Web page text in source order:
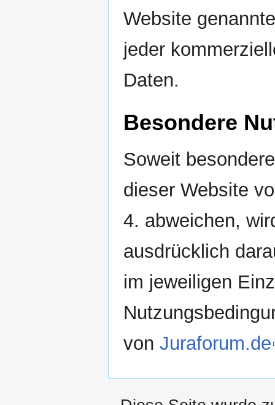
Website
jeder
Daten.
Besondere
Soweit
dieser Website
4. abweichen,
ausdrücklich
im jeweiligen
von Juraforum.de